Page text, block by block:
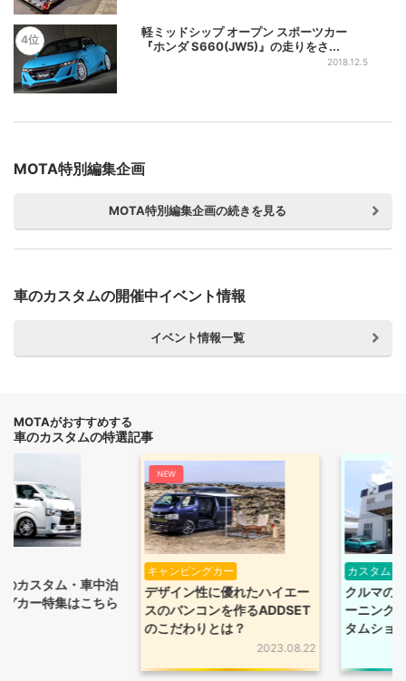
4位
軽ミッドシップ オープン スポーツカー
『ホンダ S660(JW5)』の走りをさ...
2018.12.5
MOTA特別編集企画
MOTA特別編集企画の続きを見る
車のカスタムの開催中イベント情報
イベント情報一覧
MOTAがおすすめする
車のカスタムの特選記事
・車中泊
はこちら
キャンピングカー
デザイン性に優れたハイエー
スのバンコンを作るADDSET
のこだわりとは？
2023.08.22
カスタムショップ
クルマのドレスアッ
ーニングのプロがそ
タムショップはこち